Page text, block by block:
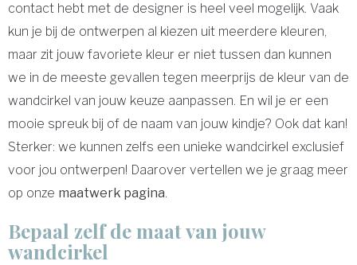
contact hebt met de designer is heel veel mogelijk. Vaak
kun je bij de ontwerpen al kiezen uit meerdere kleuren,
maar zit jouw favoriete kleur er niet tussen dan kunnen
we in de meeste gevallen tegen meerprijs de kleur van de
wandcirkel van jouw keuze aanpassen. En wil je er een
mooie spreuk bij of de naam van jouw kindje? Ook dat kan!
Sterker: we kunnen zelfs een unieke wandcirkel exclusief
voor jou ontwerpen! Daarover vertellen we je graag meer
op onze maatwerk pagina.
Bepaal zelf de maat van jouw
wandcirkel